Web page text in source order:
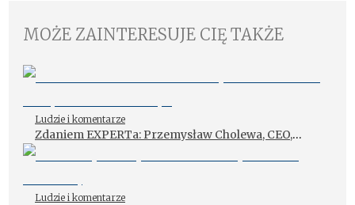
MOŻE ZAINTERESUJE CIĘ TAKŻE
Ludzie i komentarze
Zdaniem EXPERTa: Przemysław Cholewa, CEO,
Motowarsztat.pl
Ludzie i komentarze